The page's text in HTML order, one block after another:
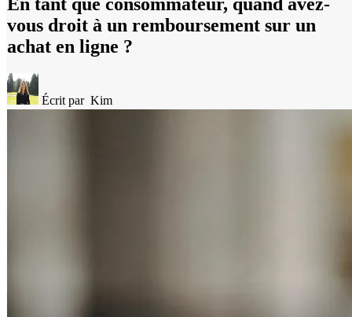
vous droit à un remboursement sur un
achat en ligne ?
Écrit par Kim